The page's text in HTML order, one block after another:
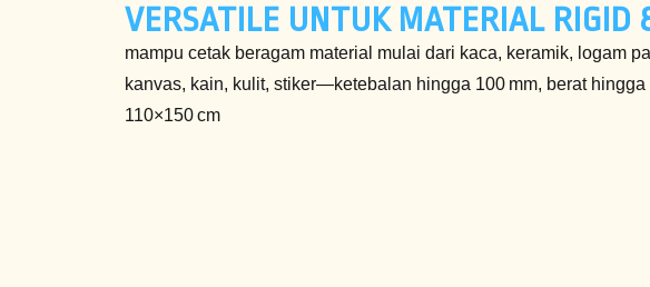
VERSATILE UNTUK MATERIAL RIGID
mampu cetak beragam material mulai dari kaca, keramik, logam
kanvas, kain, kulit, stiker—ketebalan hingga 100 mm, berat hingga
110×150 cm